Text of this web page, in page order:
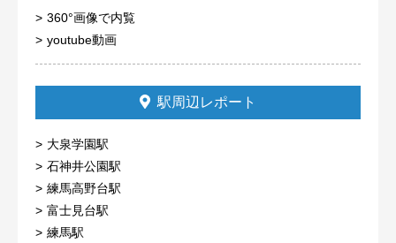
360°画像で内覧
youtube動画
駅周辺レポート
大泉学園駅
石神井公園駅
練馬高野台駅
富士見台駅
練馬駅